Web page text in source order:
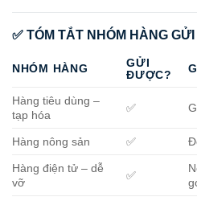
✅ TÓM TẮT NHÓM HÀNG
NHÓM HÀNG
GỬI
ĐƯỢC?
Hàng tiêu dùng –
tạp hóa
✅
Hàng nông sản ✅
Hàng điện tử – dễ
vỡ
✅